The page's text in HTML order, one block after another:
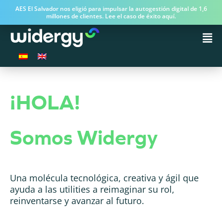
AES El Salvador nos eligió para impulsar la autogestión digital de 1,6
millones de clientes. Lee el caso de éxito aquí.
¡HOLA!
Somos Widergy
Una molécula tecnológica, creativa y ágil que
ayuda a las utilities a reimaginar su rol,
reinventarse y avanzar al futuro.